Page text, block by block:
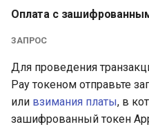
Оплата с
ЗАПРОС
Для проведения
Pay токеном отправьте
или взимания платы, в
зашифрованный токен